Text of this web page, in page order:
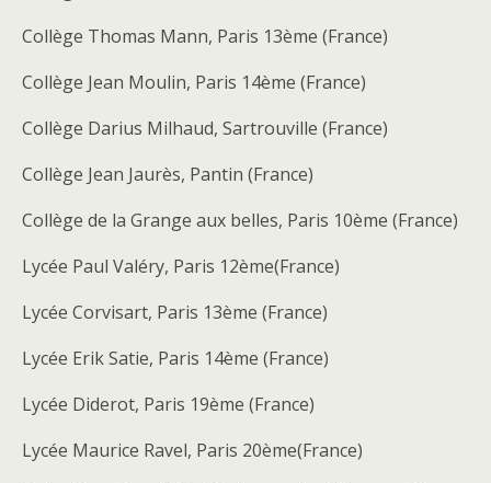
Collège Thomas Mann, Paris 13ème (France)
Collège Jean Moulin, Paris 14ème (France)
Collège Darius Milhaud, Sartrouville (France)
Collège Jean Jaurès, Pantin (France)
Collège de la Grange aux belles, Paris 10ème (France)
Lycée Paul Valéry, Paris 12ème(France)
Lycée Corvisart, Paris 13ème (France)
Lycée Erik Satie, Paris 14ème (France)
Lycée Diderot, Paris 19ème (France)
Lycée Maurice Ravel, Paris 20ème(France)